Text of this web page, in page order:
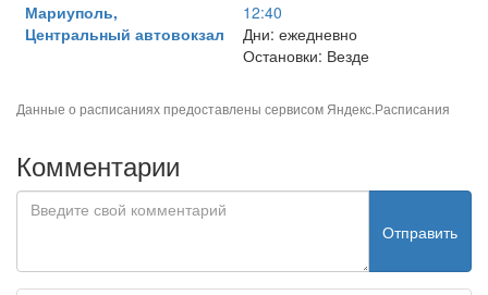
Мариуполь,
Центральный автовокзал
12:40
Дни: ежедневно
Остановки: Везде
Данные о расписаниях предоставлены сервисом Яндекс.Расписания
Комментарии
Отправить